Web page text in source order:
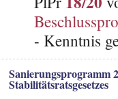
- Kenntnis
Sanierungsprogramm
Stabilitätsratsgesetzes